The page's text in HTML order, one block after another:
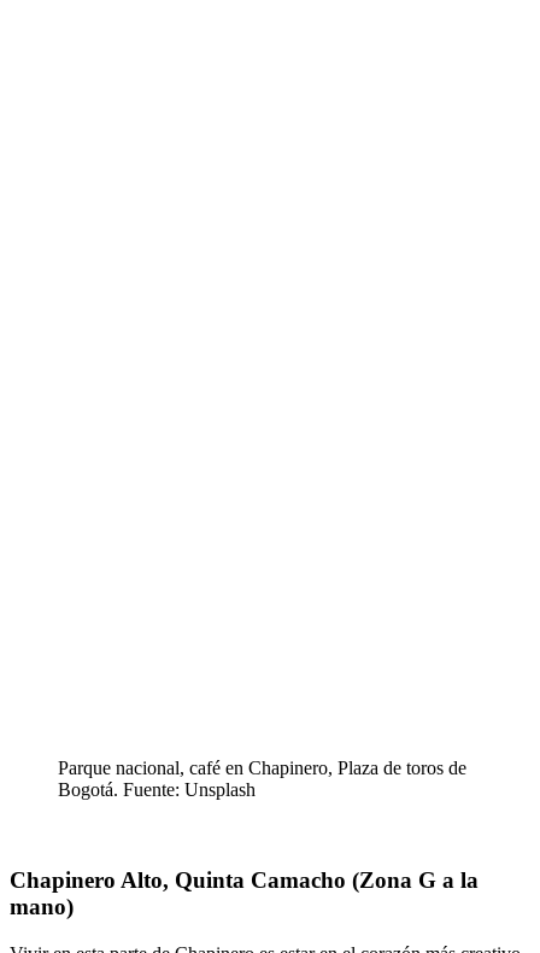
Parque nacional, café en Chapinero, Plaza de toros de
Bogotá. Fuente: Unsplash
Chapinero Alto, Quinta Camacho (Zona G a la
mano)